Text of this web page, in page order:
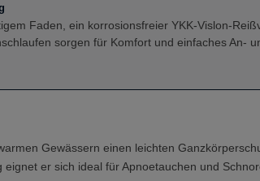
Faden, ein korrosionsfreier YKK-Vislon-
sorgen für Komfort und einfaches An-
Gewässern einen leichten
er sich ideal für Apnoetauchen und